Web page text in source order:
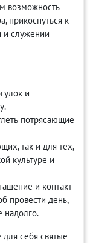
возможность
прикоснуться к
и служении
и
потрясающие
так и для тех,
культуре и
и контакт
провести день,
надолго.
себя святые